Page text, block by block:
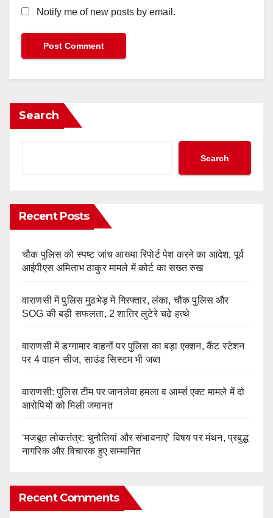
Notify me of new posts by email.
Search
Search
Recent Posts
चौक पुलिस को स्पष्ट जांच आख्या रिपोर्ट पेश करने का आदेश, पूर्व
आईपीएस अमिताभ ठाकुर मामले में कोर्ट का सख्त रुख
वाराणसी में पुलिस मुठभेड़ में गिरफ्तार, लंका, चौक पुलिस और
SOG की बड़ी सफलता, 2 शातिर लुटेरे चढ़े हत्थे
वाराणसी में डग्गामार वाहनों पर पुलिस का बड़ा एक्शन, कैंट स्टेशन
पर 4 वाहन सीज, साउंड सिस्टम भी जब्त
वाराणसी: पुलिस टीम पर जानलेवा हमला व आर्म्स एक्ट मामले में दो
आरोपियों को मिली जमानत
‘मजबूत लोकतंत्र: चुनौतियां और संभावनाएं’ विषय पर मंथन, प्रबुद्ध
नागरिक और विचारक हुए सम्मानित
Recent Comments